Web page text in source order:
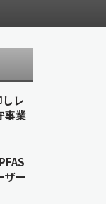
レ
事業
ザー